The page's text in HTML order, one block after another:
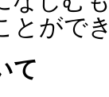
とがで
て